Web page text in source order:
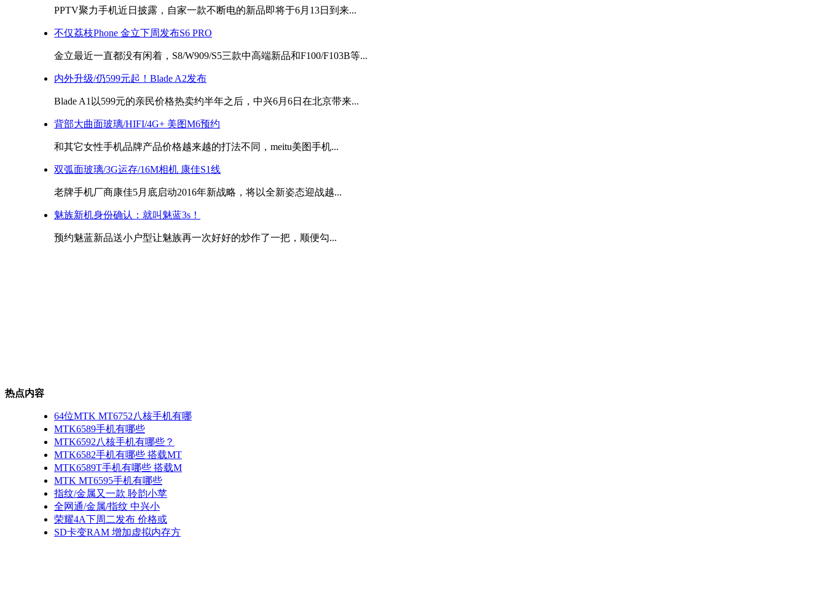
PPTV聚力手机近日披露，自家一款不断电的新品即将于6月13日到来...
不仅荔枝Phone 金立下周发布S6 PRO
金立最近一直都没有闲着，S8/W909/S5三款中高端新品和F100/F103B等...
内外升级/仍599元起！Blade A2发布
Blade A1以599元的亲民价格热卖约半年之后，中兴6月6日在北京带来...
背部大曲面玻璃/HIFI/4G+ 美图M6预约
和其它女性手机品牌产品价格越来越的打法不同，meitu美图手机...
双弧面玻璃/3G运存/16M相机 康佳S1线
老牌手机厂商康佳5月底启动2016年新战略，将以全新姿态迎战越...
魅族新机身份确认：就叫魅蓝3s！
预约魅蓝新品送小户型让魅族再一次好好的炒作了一把，顺便勾...
热点内容
64位MTK MT6752八核手机有哪
MTK6589手机有哪些
MTK6592八核手机有哪些？
MTK6582手机有哪些 搭载MT
MTK6589T手机有哪些 搭载M
MTK MT6595手机有哪些
指纹/金属又一款 聆韵小苹
全网通/金属/指纹 中兴小
荣耀4A下周二发布 价格或
SD卡变RAM 增加虚拟内存方